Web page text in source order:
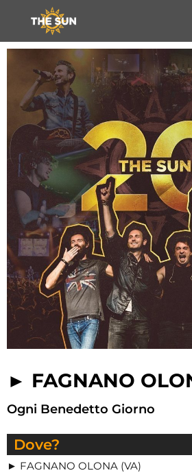
► FAGNANO
Ogni Benedetto Giorno
Dove?
► FAGNANO OLONA (VA)